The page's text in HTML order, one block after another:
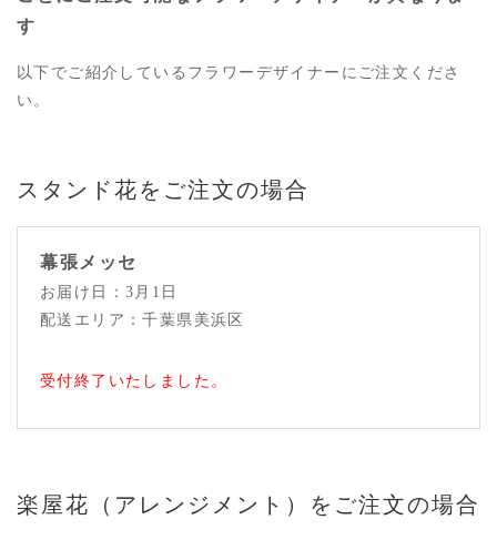
す
以下でご紹介しているフラワーデザイナーにご注文くださ
い。
スタンド花をご注文の場合
幕張メッセ
お届け日：3月1日
配送エリア：千葉県美浜区
受付終了いたしました。
楽屋花（アレンジメント）をご注文の場合